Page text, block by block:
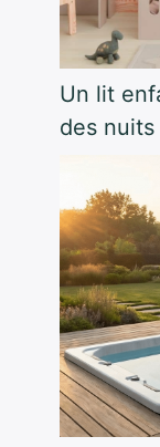
Un lit
des